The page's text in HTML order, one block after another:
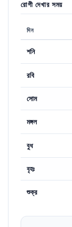
রোগী দেখার সময়
দিন
শনি
রবি
সোম
মঙ্গল
বুধ
বৃহঃ
শুক্র